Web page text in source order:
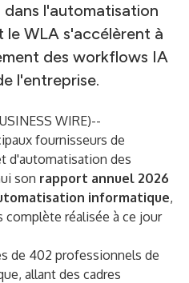
l'automatisation
WLA s'accélèrent à
des workflows IA
l'entreprise.
WIRE)--
fournisseurs de
d'automatisation des
son rapport annuel 2026
informatique,
complète réalisée à ce jour
de 402 professionnels de
allant des cadres